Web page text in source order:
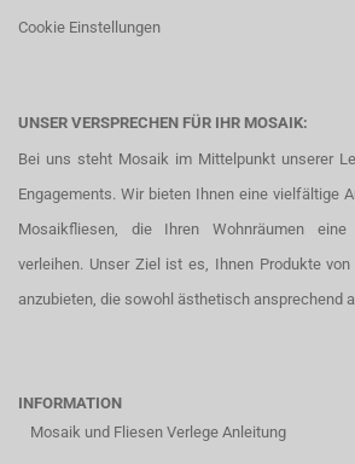
Cookie Einstellungen
UNSER VERSPRECHEN FÜR IHR MOSAIK:
Bei uns steht Mosaik im Mittelpunkt unserer
Engagements. Wir bieten Ihnen eine vielfältige
Mosaikfliesen, die Ihren Wohnräumen
verleihen. Unser Ziel ist es, Ihnen Produkte
anzubieten, die sowohl ästhetisch ansprechend
INFORMATION
Mosaik und Fliesen Verlege Anleitung